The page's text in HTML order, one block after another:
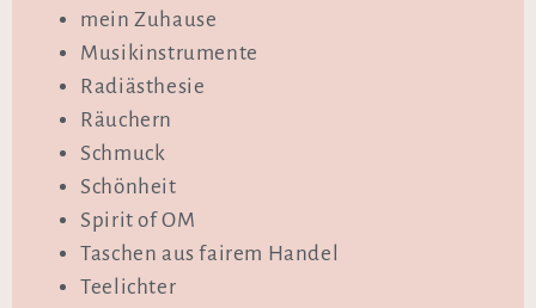
mein Zuhause
Musikinstrumente
Radiästhesie
Räuchern
Schmuck
Schönheit
Spirit of OM
Taschen aus fairem Handel
Teelichter